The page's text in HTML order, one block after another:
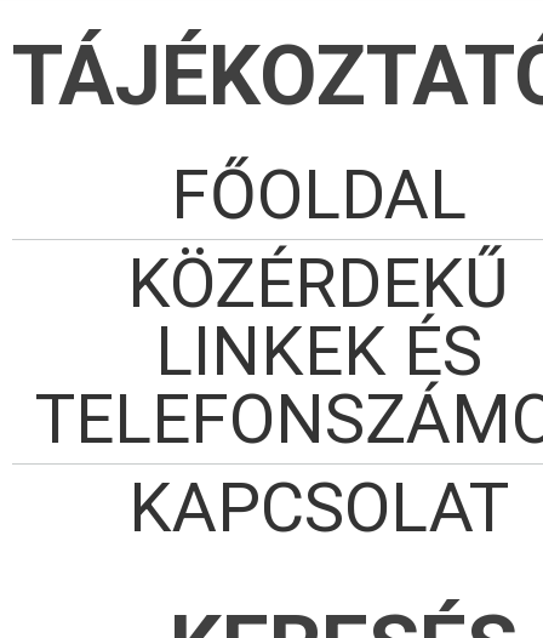
FŐOLDAL
KÖZÉRDEKŰ
LINKEK ÉS
KAPCSOLAT